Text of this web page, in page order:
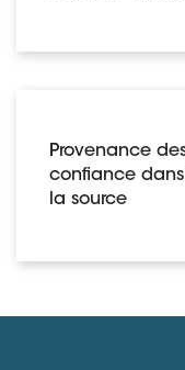
Provenance
confiance dans
la source